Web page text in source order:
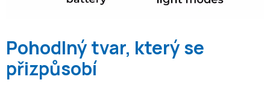
Pohodlný tvar, který se
přizpůsobí